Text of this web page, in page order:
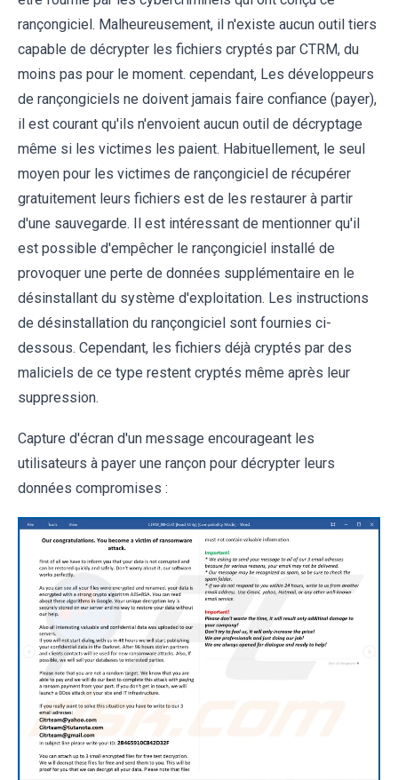
rançongiciel. Malheureusement, il n'existe aucun outil tiers
capable de décrypter les fichiers cryptés par CTRM, du
moins pas pour le moment. cependant, Les développeurs
de rançongiciels ne doivent jamais faire confiance (payer),
il est courant qu'ils n'envoient aucun outil de décryptage
même si les victimes les paient. Habituellement, le seul
moyen pour les victimes de rançongiciel de récupérer
gratuitement leurs fichiers est de les restaurer à partir
d'une sauvegarde. Il est intéressant de mentionner qu'il
est possible d'empêcher le rançongiciel installé de
provoquer une perte de données supplémentaire en le
désinstallant du système d'exploitation. Les instructions
de désinstallation du rançongiciel sont fournies ci-
dessous. Cependant, les fichiers déjà cryptés par des
maliciels de ce type restent cryptés même après leur
suppression.
Capture d'écran d'un message encourageant les
utilisateurs à payer une rançon pour décrypter leurs
données compromises :